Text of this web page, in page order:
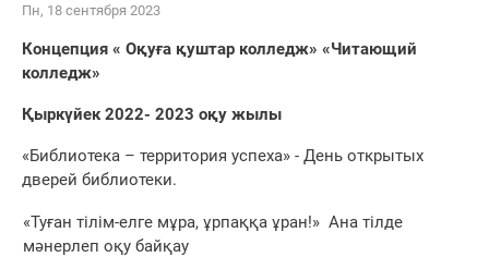
Пн, 18 сентября 2023
Концепция « Оқуға қуштар колледж» «Читающий
колледж»
Қыркүйек 2022- 2023 оқу жылы
«Библиотека – территория успеха» - День открытых
дверей библиотеки.
«Туған тілім-елге мұра, ұрпаққа ұран!» Ана тілде
мәнерлеп оқу байқау